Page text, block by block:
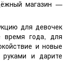
магазин —
для девочек
время года, для
и новые
руками и дарите